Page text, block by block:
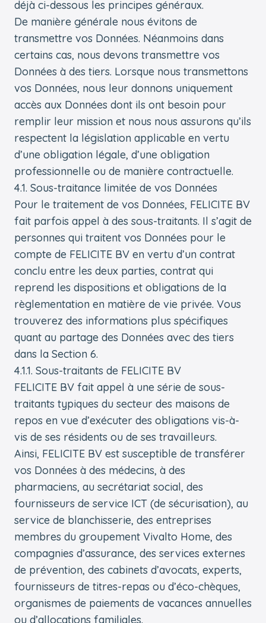
déjà ci-dessous les principes généraux.
De manière générale nous évitons de
transmettre vos Données. Néanmoins dans
certains cas, nous devons transmettre vos
Données à des tiers. Lorsque nous transmettons
vos Données, nous leur donnons uniquement
accès aux Données dont ils ont besoin pour
remplir leur mission et nous nous assurons qu’ils
respectent la législation applicable en vertu
d’une obligation légale, d’une obligation
professionnelle ou de manière contractuelle.
4.1. Sous-traitance limitée de vos Données
Pour le traitement de vos Données, FELICITE BV
fait parfois appel à des sous-traitants. Il s’agit de
personnes qui traitent vos Données pour le
compte de FELICITE BV en vertu d’un contrat
conclu entre les deux parties, contrat qui
reprend les dispositions et obligations de la
règlementation en matière de vie privée. Vous
trouverez des informations plus spécifiques
quant au partage des Données avec des tiers
dans la Section 6.
4.1.1. Sous-traitants de FELICITE BV
FELICITE BV fait appel à une série de sous-
traitants typiques du secteur des maisons de
repos en vue d’exécuter des obligations vis-à-
vis de ses résidents ou de ses travailleurs.
Ainsi, FELICITE BV est susceptible de transférer
vos Données à des médecins, à des
pharmaciens, au secrétariat social, des
fournisseurs de service ICT (de sécurisation), au
service de blanchisserie, des entreprises
membres du groupement Vivalto Home, des
compagnies d’assurance, des services externes
de prévention, des cabinets d’avocats, experts,
fournisseurs de titres-repas ou d’éco-chèques,
organismes de paiements de vacances annuelles
ou d’allocations familiales.